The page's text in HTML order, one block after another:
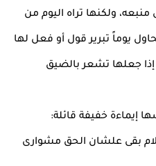
ولكنها تراه اليوم من
يوماً تبرير قول أو فعل لها
إذا جعلها تشعر بالضيق
إيماءة خفيفة قائلة:
بقى علشان الحق مشوارى